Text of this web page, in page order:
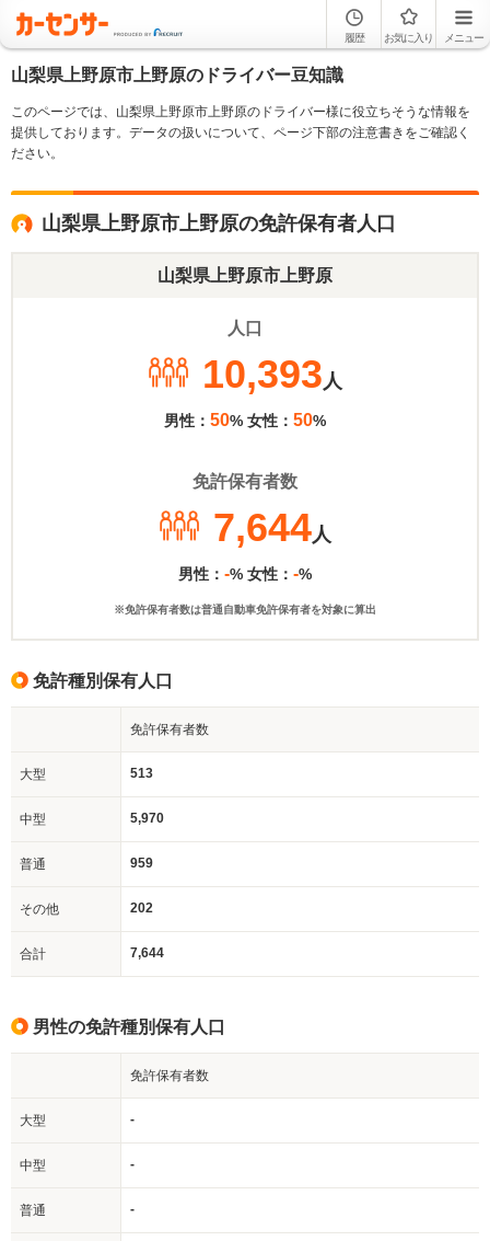
履歴 お気に入り メニュー
山梨県上野原市上野原のドライバー豆知識
このページでは、山梨県上野原市上野原のドライバー様に役立ちそうな情報を
提供しております。データの扱いについて、ページ下部の注意書きをご確認く
ださい。
山梨県上野原市上野原の免許保有者人口
山梨県上野原市上野原
人口
10,393人
男性： 50% 女性： 50%
免許保有者数
7,644人
男性： -% 女性： -%
※免許保有者数は普通自動車免許保有者を対象に算出
免許種別保有人口
免許保有者数
大型 513
中型 5,970
普通 959
その他 202
合計 7,644
男性の免許種別保有人口
免許保有者数
大型 -
中型 -
普通 -